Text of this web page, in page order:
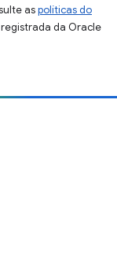
aspolíticas do
da Oracle